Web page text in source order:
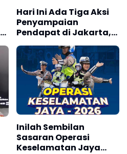
Hari Ini Ada Tiga Aksi
Penyampaian
Pendapat di Jakarta,
Hindari Titik-Titik
Berikut!
Inilah Sembilan
Sasaran Operasi
Keselamatan Jaya